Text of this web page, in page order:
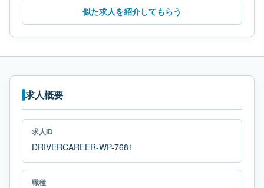
似た求人を紹介してもらう
求人概要
求人ID
DRIVERCAREER-WP-7681
職種